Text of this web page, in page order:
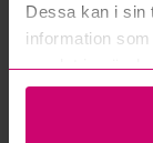
Dessa kan i sin
information
samlat in när
Mer från